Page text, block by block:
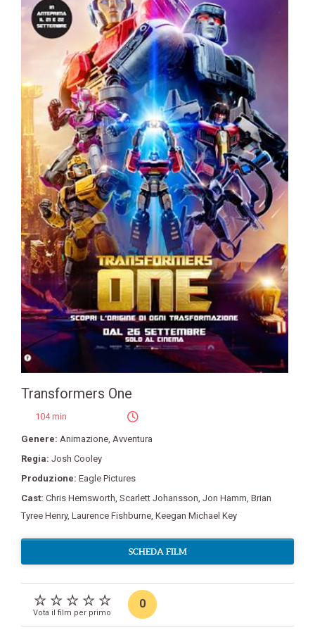
Transformers One
104 min
Genere: Animazione, Avventura
Regia: Josh Cooley
Produzione: Eagle Pictures
Cast: Chris Hemsworth, Scarlett Johansson, Jon Hamm, Brian
Tyree Henry, Laurence Fishburne, Keegan Michael Key
SCHEDA FILM
Vota il film per primo
0